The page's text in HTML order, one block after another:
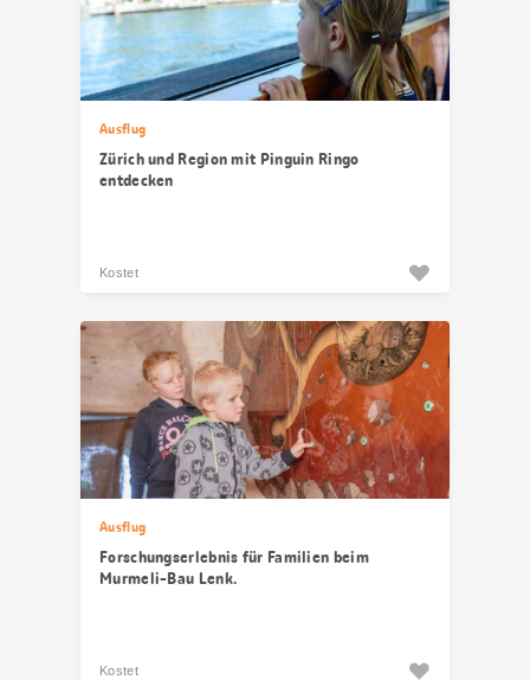
Ausflug
Zürich und Region mit Pinguin Ringo
entdecken
Kostet
Ausflug
Forschungserlebnis für Familien beim
Murmeli-Bau Lenk.
Kostet